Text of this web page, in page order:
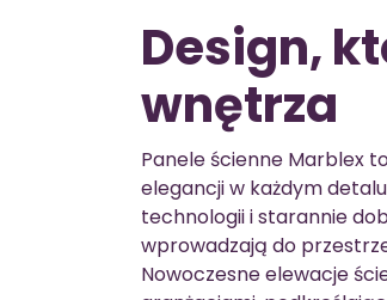
Design,
wnętrza
Panele ścienne Marblex
elegancji w każdym
technologii i starannie
wprowadzają do
Nowoczesne elewacje